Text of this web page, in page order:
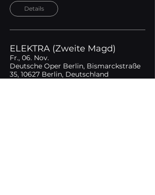
Details
ELEKTRA (Zweite Magd)
Fr., 06. Nov.
Deutsche Oper Berlin, Bismarckstraße
35, 10627 Berlin, Deutschland